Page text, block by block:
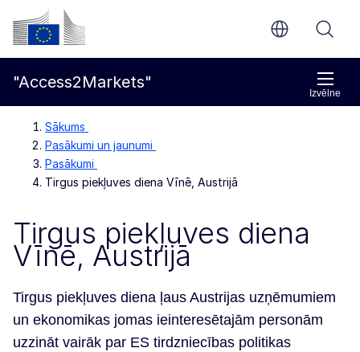
Pāriet uz galveno saturu
Eiropas Komisija
Izvēlne
"Access2Markets"
Sākums
Pasākumi un jaunumi
Pasākumi
Tirgus piekļuves diena Vīnē, Austrijā
Tirgus piekļuves diena
Vīnē, Austrijā
Tirgus piekļuves diena ļaus Austrijas uzņēmumiem
un ekonomikas jomas ieinteresētajām personām
uzzināt vairāk par ES tirdzniecības politikas